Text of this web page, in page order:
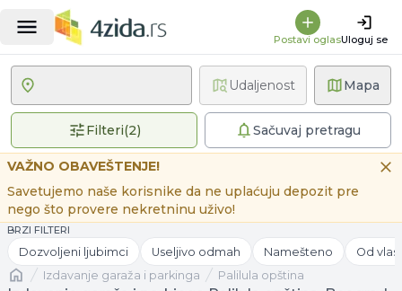
Postavi oglasUloguj se
Mapa
Filteri(2)2 primenjena filteraSačuvaj pretragu
Udaljenost
VAŽNO OBAVEŠTENJE!
Savetujemo naše korisnike da ne uplaćuju depozit pre
nego što provere nekretninu uživo!
BRZI FILTERI
Dozvoljeni ljubimci Useljivo odmah Namešteno Od
Naslovnaizdavanje garaža i parkinga Palilula opština